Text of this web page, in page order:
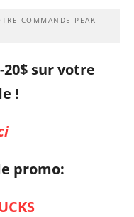
COMMANDE PEAK
20$ sur votre
!
promo: